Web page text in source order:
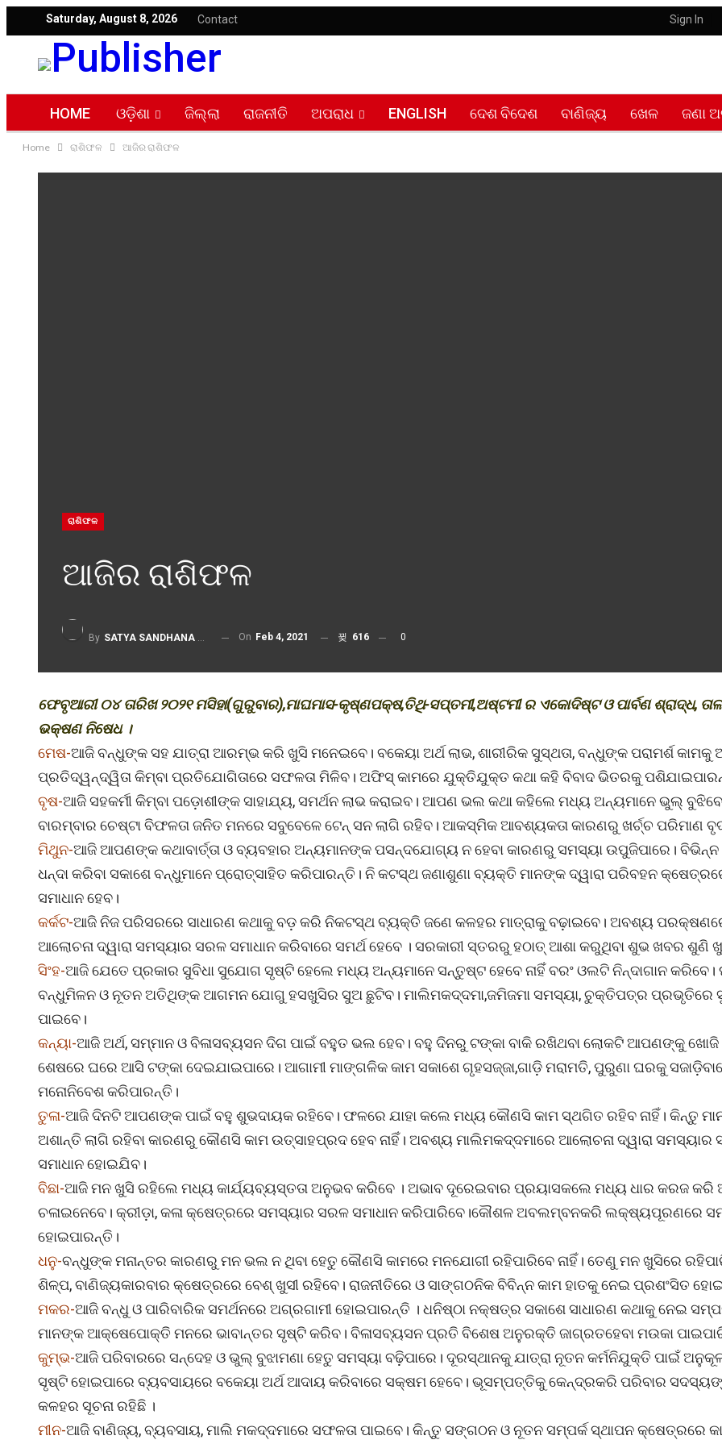
Sign In
Saturday, August 8, 2026 Contact
HOME ଓଡ଼ିଶା ଜିଲ୍ଲା ରାଜନୀତି ଅପରାଧ ENGLISH ଦେଶ ବିଦେଶ ବାଣିଜ୍ୟ ଖେଳ ଜଣା
ସତ୍ୟ ସନ୍ଧାନ
Home ରାଶିଫଳ ଆଜିର ରାଶିଫଳ
ରାଶିଫଳ
ଆଜିର ରାଶିଫଳ
By SATYA SANDHANA DESK On Feb 4, 2021 616 0
ଫେବୃଆରୀ ୦୪ ତାରିଖ ୨୦୨୧ ମସିହା(ଗୁରୁବାର),ମାଘମାସ-କୃଷ୍ଣପକ୍ଷ,ତିଥି-ସପ୍ତମୀ,ଅଷ୍ଟମୀ ର ଏକୋଦିଷ୍ଟ ଓ ପାର୍ବଣ ଶ୍ରାଦ୍ଧ,
ଭକ୍ଷଣ ନିଷେଧ ।
ମେଷ-ଆଜି ବନ୍ଧୁଙ୍କ ସହ ଯାତ୍ରା ଆରମ୍ଭ କରି ଖୁସି ମନେଇବେ। ବକେୟା ଅର୍ଥ ଲାଭ, ଶାରୀରିକ ସୁସ୍ଥତା, ବନ୍ଧୁଙ୍କ ପରାମର୍ଶ କାମକୁ
ପ୍ରତିଦ୍ୱନ୍ଦ୍ୱିତା କିମ୍ବା ପ୍ରତିଯୋଗିତାରେ ସଫଳତା ମିଳିବ। ଅଫିସ୍ କାମରେ ଯୁକ୍ତିଯୁକ୍ତ କଥା କହି ବିବାଦ ଭିତରକୁ
ବୃଷ-ଆଜି ସହକର୍ମୀ କିମ୍ବା ପଡ଼ୋଶୀଙ୍କ ସାହାଯ୍ୟ, ସମର୍ଥନ ଲାଭ କରାଇବ। ଆପଣ ଭଲ କଥା କହିଲେ ମଧ୍ୟ ଅନ୍ୟମାନେ ଭୁଲ୍
ବାରମ୍ବାର ଚେଷ୍ଟା ବିଫଳତା ଜନିତ ମନରେ ସବୁବେଳେ ଟେନ୍ ସନ ଲାଗି ରହିବ। ଆକସ୍ମିକ ଆବଶ୍ୟକତା କାରଣରୁ ଖର୍ଚ୍ଚ ପରିମାଣ
ମିଥୁନ-ଆଜି ଆପଣଙ୍କ କଥାବାର୍ତ୍ତା ଓ ବ୍ୟବହାର ଅନ୍ୟମାନଙ୍କ ପସନ୍ଦଯୋଗ୍ୟ ନ ହେବା କାରଣରୁ ସମସ୍ୟା ଉପୁଜିପାରେ।
ଧନ୍ଦା କରିବା ସକାଶେ ବନ୍ଧୁମାନେ ପ୍ରୋତ୍ସାହିତ କରିପାରନ୍ତି। ନି କଟସ୍ଥ ଜଣାଶୁଣା ବ୍ୟକ୍ତି ମାନଙ୍କ ଦ୍ୱାରା ପରିବହନ
ସମାଧାନ ହେବ।
କର୍କଟ-ଆଜି ନିଜ ପରିସରରେ ସାଧାରଣ କଥାକୁ ବଡ଼ କରି ନିକଟସ୍ଥ ବ୍ୟକ୍ତି ଜଣେ କଳହର ମାତ୍ରାକୁ ବଢ଼ାଇବେ। ଅବଶ୍ୟ
ଆଲୋଚନା ଦ୍ୱାରା ସମସ୍ୟାର ସରଳ ସମାଧାନ କରିବାରେ ସମର୍ଥ ହେବେ । ସରକାରୀ ସ୍ତରରୁ ହଠାତ୍ ଆଶା କରୁଥିବା ଶୁଭ ଖବର ଶୁଣି
ସିଂହ-ଆଜି ଯେତେ ପ୍ରକାର ସୁବିଧା ସୁଯୋଗ ସୃଷ୍ଟି ହେଲେ ମଧ୍ୟ ଅନ୍ୟମାନେ ସନ୍ତୁଷ୍ଟ ହେବେ ନାହିଁ ବରଂ ଓଲଟି ନିନ୍ଦାଗାନ କରିବେ।
ବନ୍ଧୁମିଳନ ଓ ନୂତନ ଅତିଥିଙ୍କ ଆଗମନ ଯୋଗୁ ହସଖୁସିର ସୁଅ ଛୁଟିବ। ମାଲିମକଦ୍ଦମା,ଜମିଜମା ସମସ୍ୟା, ଚୁକ୍ତିପତ୍ର ପ୍ରଭୃତିରେ
ପାଇବେ।
କନ୍ୟା-ଆଜି ଅର୍ଥ, ସମ୍ମାନ ଓ ବିଳାସବ୍ୟସନ ଦିଗ ପାଇଁ ବହୁତ ଭଲ ହେବ। ବହୁ ଦିନରୁ ଟଙ୍କା ବାକି ରଖିଥବା ଲୋକଟି ଆପଣଙ୍କୁ
ଶେଷରେ ଘରେ ଆସି ଟଙ୍କା ଦେଇଯାଇପାରେ। ଆଗାମୀ ମାଙ୍ଗଳିକ କାମ ସକାଶେ ଗୃହସଜ୍ଜା,ଗାଡ଼ି ମରାମତି, ପୁରୁଣା ଘରକୁ
ମନୋନିବେଶ କରିପାରନ୍ତି।
ତୁଳା-ଆଜି ଦିନଟି ଆପଣଙ୍କ ପାଇଁ ବହୁ ଶୁଭଦାୟକ ରହିବେ। ଫଳରେ ଯାହା କଲେ ମଧ୍ୟ କୌଣସି କାମ ସ୍ଥଗିତ ରହିବ ନାହିଁ। କିନ୍ତୁ
ଅଶାନ୍ତି ଲାଗି ରହିବା କାରଣରୁ କୌଣସି କାମ ଉତ୍ସାହପ୍ରଦ ହେବ ନାହିଁ। ଅବଶ୍ୟ ମାଲିମକଦ୍ଦମାରେ ଆଲୋଚନା ଦ୍ୱାରା ସମସ୍ୟାର
ସମାଧାନ ହୋଇଯିବ।
ବିଛା-ଆଜି ମନ ଖୁସି ରହିଲେ ମଧ୍ୟ କାର୍ଯ୍ୟବ୍ୟସ୍ତତା ଅନୁଭବ କରିବେ । ଅଭାବ ଦୂରେଇବାର ପ୍ରୟାସକଲେ ମଧ୍ୟ ଧାର କରଜ କରି
ଚଳାଇନେବେ। କ୍ରୀଡ଼ା, କଳା କ୍ଷେତ୍ରରେ ସମସ୍ୟାର ସରଳ ସମାଧାନ କରିପାରିବେ।କୌଶଳ ଅବଲମ୍ବନକରି ଲକ୍ଷ୍ୟପୂରଣରେ
ହୋଇପାରନ୍ତି।
ଧନୁ-ବନ୍ଧୁଙ୍କ ମନାନ୍ତର କାରଣରୁ ମନ ଭଲ ନ ଥିବା ହେତୁ କୌଣସି କାମରେ ମନଯୋଗୀ ରହିପାରିବେ ନାହିଁ। ତେଣୁ ମନ ଖୁସିରେ
ଶିଳ୍ପ, ବାଣିଜ୍ୟକାରବାର କ୍ଷେତ୍ରରେ ବେଶ୍ ଖୁସୀ ରହିବେ। ରାଜନୀତିରେ ଓ ସାଙ୍ଗଠନିକ ବିବିନ୍ନ କାମ ହାତକୁ ନେଇ ପ୍ରଶଂସିତ
ମକର-ଆଜି ବନ୍ଧୁ ଓ ପାରିବାରିକ ସମର୍ଥନରେ ଅଗ୍ରଗାମୀ ହୋଇପାରନ୍ତି । ଧନିଷ୍ଠା ନକ୍ଷତ୍ର ସକାଶେ ସାଧାରଣ କଥାକୁ ନେଇ
ମାନଙ୍କ ଆକ୍ଷେପୋକ୍ତି ମନରେ ଭାବାନ୍ତର ସୃଷ୍ଟି କରିବ। ବିଳାସବ୍ୟସନ ପ୍ରତି ବିଶେଷ ଅନୁରକ୍ତି ଜାଗ୍ରତହେବା ମଉକା
କୁମ୍ଭ-ଆଜି ପରିବାରରେ ସନ୍ଦେହ ଓ ଭୁଲ୍ ବୁଝାମଣା ହେତୁ ସମସ୍ୟା ବଢ଼ିପାରେ। ଦୂରସ୍ଥାନକୁ ଯାତ୍ରା ନୂତନ କର୍ମନିଯୁକ୍ତି ପାଇଁ
ସୃଷ୍ଟି ହୋଇପାରେ ବ୍ୟବସାୟରେ ବକେୟା ଅର୍ଥ ଆଦାୟ କରିବାରେ ସକ୍ଷମ ହେବେ। ଭୂସମ୍ପତ୍ତିକୁ କେନ୍ଦ୍ରକରି ପରିବାର
କଳହର ସୂଚନା ରହିଛି ।
ମୀନ-ଆଜି ବାଣିଜ୍ୟ, ବ୍ୟବସାୟ, ମାଲି ମକଦ୍ଦମାରେ ସଫଳତା ପାଇବେ। କିନ୍ତୁ ସଙ୍ଗଠନ ଓ ନୂତନ ସମ୍ପର୍କ ସ୍ଥାପନ କ୍ଷେତ୍ରରେ